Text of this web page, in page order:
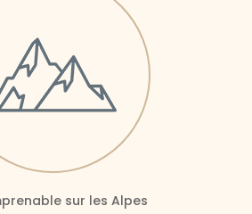
sur les Alpes